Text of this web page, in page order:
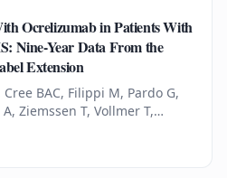
Ocrelizumab in Patients With
Nine-Year Data From the
Extension
BAC, Filippi M, Pardo G,
Ziemssen T, Vollmer T,